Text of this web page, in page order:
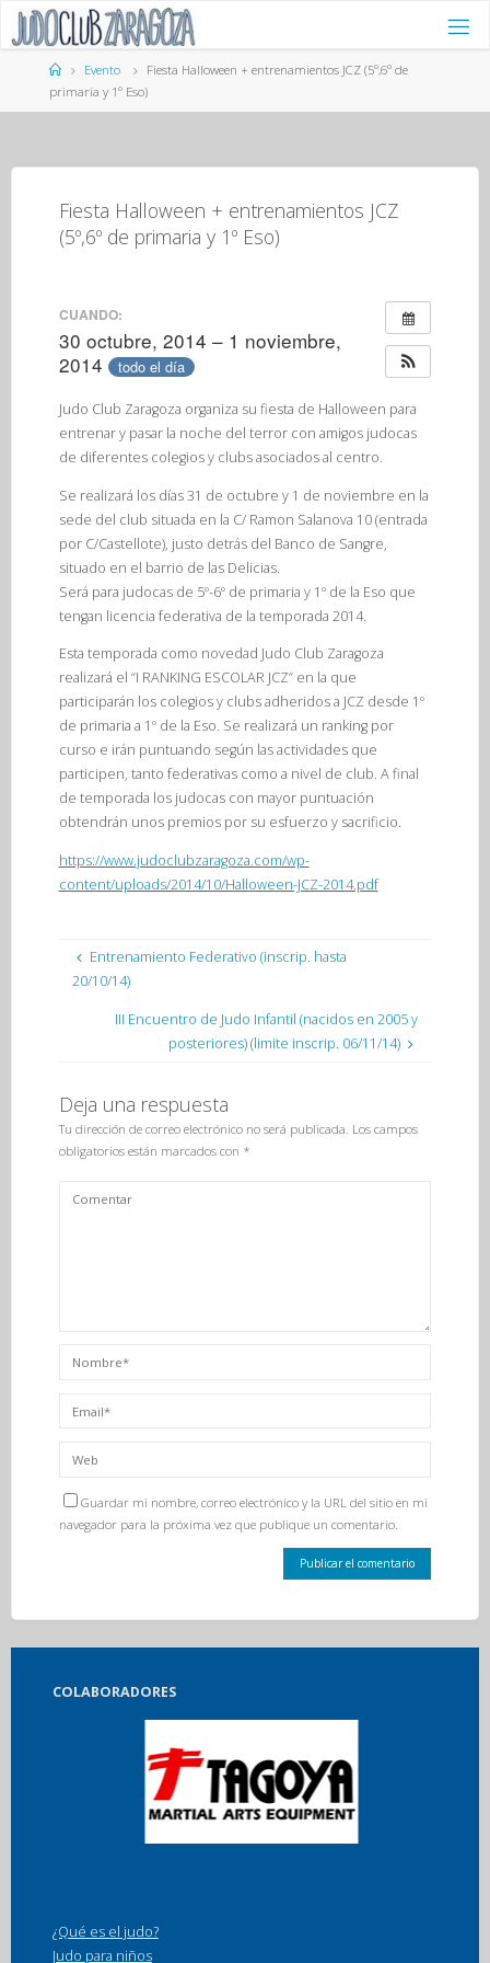
Saltar
contenidoPágina
de
Inicio
Evento
Fiesta Halloween + entrenamientos JCZ (5º,6º de
primaria y 1º Eso)
Fiesta Halloween + entrenamientos JCZ
(5º,6º de primaria y 1º Eso)
CUANDO:
30 octubre, 2014 – 1 noviembre,
2014
todo el día
Judo Club Zaragoza organiza su fiesta de Halloween para
entrenar y pasar la noche del terror con amigos judocas
de diferentes colegios y clubs asociados al centro.
Se realizará los días 31 de octubre y 1 de noviembre en la
sede del club situada en la C/ Ramon Salanova 10 (entrada
por C/Castellote), justo detrás del Banco de Sangre,
situado en el barrio de las Delicias.
Será para judocas de 5º-6º de primaria y 1º de la Eso que
tengan licencia federativa de la temporada 2014.
Esta temporada como novedad Judo Club Zaragoza
realizará el “I RANKING ESCOLAR JCZ” en la que
participarán los colegios y clubs adheridos a JCZ desde 1º
de primaria a 1º de la Eso. Se realizará un ranking por
curso e irán puntuando según las actividades que
participen, tanto federativas como a nivel de club. A final
de temporada los judocas con mayor puntuación
obtendrán unos premios por su esfuerzo y sacrificio.
https://www.judoclubzaragoza.com/wp-
content/uploads/2014/10/Halloween-JCZ-2014.pdf
Entrenamiento Federativo (inscrip. hasta
20/10/14)
III Encuentro de Judo Infantil (nacidos en 2005 y
posteriores) (limite inscrip. 06/11/14)
Deja una respuesta
Tu dirección de correo electrónico no será publicada. Los campos
obligatorios están marcados con *
Guardar mi nombre, correo electrónico y la URL del sitio en mi
navegador para la próxima vez que publique un comentario.
COLABORADORES
¿Qué es el judo?
Judo para niños